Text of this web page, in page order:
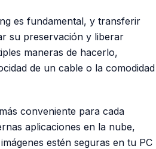
es fundamental, y transferir
su preservación y liberar
maneras de hacerlo,
de un cable o la comodidad
conveniente para cada
aplicaciones en la nube,
estén seguras en tu PC